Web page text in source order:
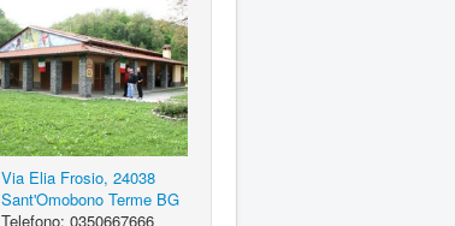
Via Elia Frosio, 24038
Sant'Omobono Terme BG
Telefono: 0350667666